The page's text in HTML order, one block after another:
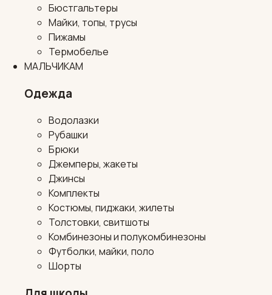
Бюстгальтеры
Майки, топы, трусы
Пижамы
Термобелье
МАЛЬЧИКАМ
Одежда
Водолазки
Рубашки
Брюки
Джемперы, жакеты
Джинсы
Комплекты
Костюмы, пиджаки, жилеты
Толстовки, свитшоты
Комбинезоны и полукомбинезоны
Футболки, майки, поло
Шорты